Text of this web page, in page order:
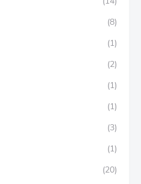
(8)
(1)
(2)
(1)
(1)
(3)
(1)
(20)